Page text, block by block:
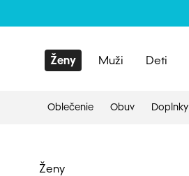
Ženy
Oblečenie Obuv Doplnky
Muži Deti
Ženy